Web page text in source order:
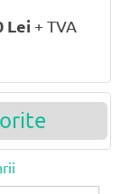
Lei + TVA